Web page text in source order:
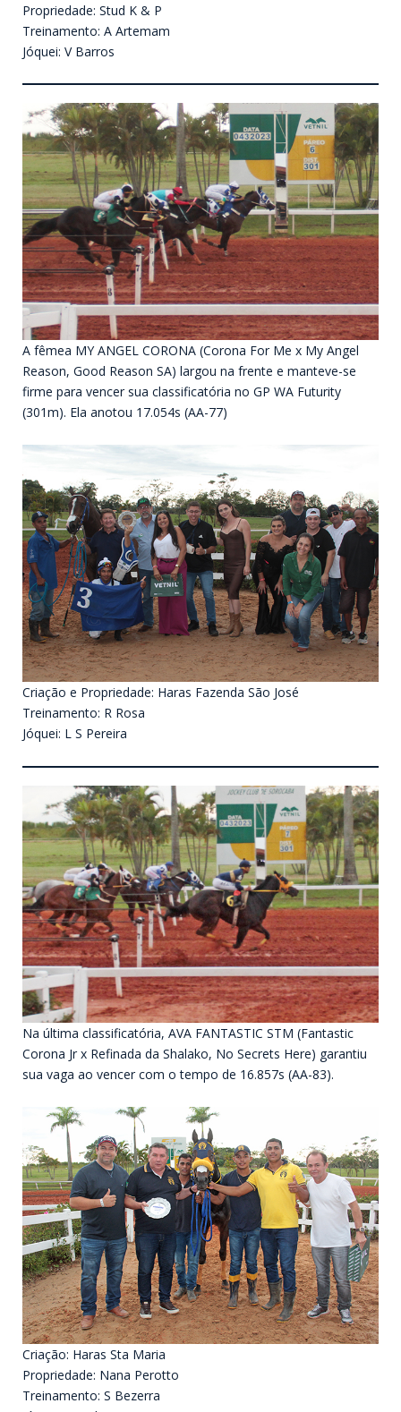
Propriedade: Stud K & P
Treinamento: A Artemam
Jóquei: V Barros
A fêmea MY ANGEL CORONA (Corona For Me x My Angel
Reason, Good Reason SA) largou na frente e manteve-se
firme para vencer sua classificatória no GP WA Futurity
(301m). Ela anotou 17.054s (AA-77)
Criação e Propriedade: Haras Fazenda São José
Treinamento: R Rosa
Jóquei: L S Pereira
Na última classificatória, AVA FANTASTIC STM (Fantastic
Corona Jr x Refinada da Shalako, No Secrets Here) garantiu
sua vaga ao vencer com o tempo de 16.857s (AA-83).
Criação: Haras Sta Maria
Propriedade: Nana Perotto
Treinamento: S Bezerra